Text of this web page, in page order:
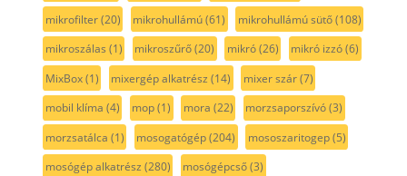
mikrofilter(20) mikrohullámú(61) mikrohullámú sütő(108)
mikroszálas (1) mikroszűrő(20) mikró(26) mikró izzó(6)
MixBox(1) mixergép alkatrész (14) mixer szár(7)
mobil klíma (4) mop(1) mora (22) morzsaporszívó(3)
morzsatálca (1) mosogatógép(204) mososzaritogep(5)
mosógép alkatrész (280) mosógépcső(3)